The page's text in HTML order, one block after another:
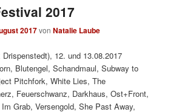
2017
2017vonNatalie Laube
12. und 13.08.2017
Blutengel, Schandmaul, Subway to
Pitchfork, White Lies, The
Feuerschwanz, Darkhaus, Ost+Front,
Grab, Versengold, She Past Away,